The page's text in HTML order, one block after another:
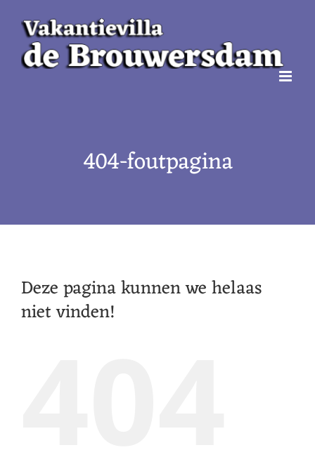
inhoud
404-foutpagina
Deze pagina kunnen we helaas
niet vinden!